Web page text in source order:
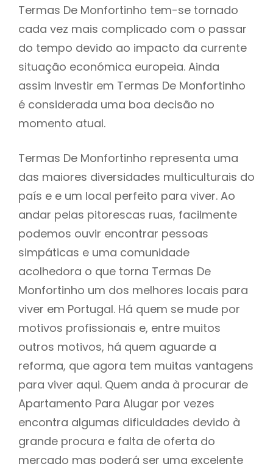
Termas De Monfortinho tem-se tornado
cada vez mais complicado com o passar
do tempo devido ao impacto da currente
situação económica europeia. Ainda
assim Investir em Termas De Monfortinho
é considerada uma boa decisão no
momento atual.
Termas De Monfortinho representa uma
das maiores diversidades multiculturais do
país e e um local perfeito para viver. Ao
andar pelas pitorescas ruas, facilmente
podemos ouvir encontrar pessoas
simpáticas e uma comunidade
acolhedora o que torna Termas De
Monfortinho um dos melhores locais para
viver em Portugal. Há quem se mude por
motivos profissionais e, entre muitos
outros motivos, há quem aguarde a
reforma, que agora tem muitas vantagens
para viver aqui. Quem anda à procurar de
Apartamento Para Alugar por vezes
encontra algumas dificuldades devido à
grande procura e falta de oferta do
mercado mas poderá ser uma excelente